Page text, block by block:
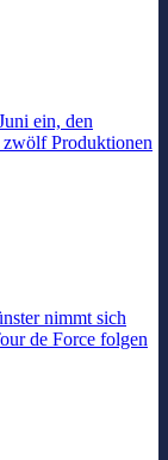
ein, den
zwölf Produktionen
nimmt sich
de Force folgen